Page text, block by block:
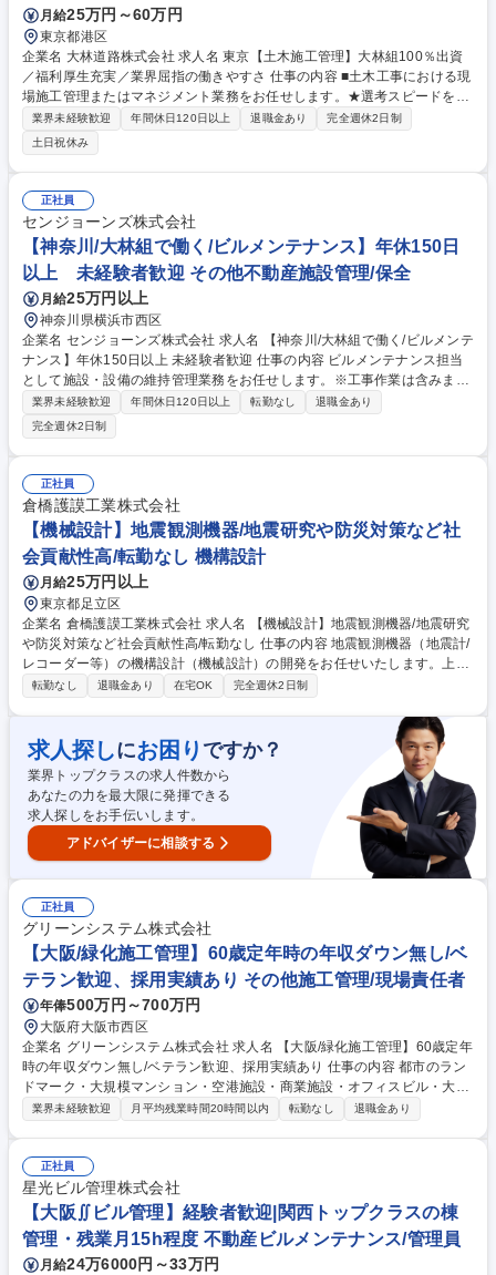
月給25万円～60万円
東京都港区
企業名 大林道路株式会社 求人名 東京【土木施工管理】大林組100％出資
／福利厚生充実／業界屈指の働きやすさ 仕事の内容 ■土木工事における現
場施工管理またはマネジメント業務をお任せします。★選考スピードを早
めています。勤務地の相談などにものりますのでまずはご応募ください。
一般道路や高速道路、空港滑走路などの舗装工事に加えて、土地造成など
の一般土木工事、上下水道工事、外構工事など、幅広いプロジェクトに携
わります。 変更の範囲：会社の定める業務 募集職種 東京【土木施工管
理】大林組100％出資／福利厚生充実／業界屈指の働きやすさ
業界未経験歓迎 年間休日120日以上 退職金あり
完全週休2日制
土日祝休み
正社員
センジョーンズ株式会社
【神奈川/大林組で働く/ビルメンテナンス】年休150日
以上 未経験者歓迎 その他不動産施設管理/保全
月給25万円以上
神奈川県横浜市西区
企業名 センジョーンズ株式会社 求人名 【神奈川/大林組で働く/ビルメンテ
ナンス】年休150日以上 未経験者歓迎 仕事の内容 ビルメンテナンス担当
として施設・設備の維持管理業務をお任せします。※工事作業は含みませ
ん 【具体業務】 ■電気設備、空調設備、給排水設備、消防設備などの定期
点検と保守 ■建物内の清掃・環境整備 ■安全衛生・セキュリティ管理 ■見
積書作成などの事務作業 ■現場立ち合い 募集職種 【神奈川/大林組で働く/
ビルメンテナンス】年休150日以上 未経験者歓迎
業界未経験歓迎 年間休日120日以上 転勤なし
退職金あり
完全週休2日制
正社員
倉橋護謨工業株式会社
【機械設計】地震観測機器/地震研究や防災対策など社
会貢献性高/転勤なし 機構設計
月給25万円以上
東京都足立区
企業名 倉橋護謨工業株式会社 求人名 【機械設計】地震観測機器/地震研究
や防災対策など社会貢献性高/転勤なし 仕事の内容 地震観測機器（地震計/
レコーダー等）の機構設計（機械設計）の開発をお任せいたします。上流
工程（施策/設計）から後工程（検証/評価）までを一貫して担当します。
から全体のサイズや形状、使用する部品難度を製品のコンセプトをきめま
す。 ■基本設計：より具体的な設計内容をCADなどを使用して図面を作成
します。 ■詳細設計：基本設計した図面を、より精緻化して、実際に製造
できる状態にします。詳細な図面や仕様書を作成します [業務内容の変更
の範囲:当社業務全般] 募集職種 【機械設計】地震観測機器/地震研究や防災
対策など社会貢献性高/転勤なし
転勤なし 退職金あり 在宅OK 完全週休2日制
求人探しにお困り ですか？
業界トップクラスの求人件数から
あなたの力を最大限に発揮できる
求人探しをお手伝いします。
アドバイザーに相談する
正社員
グリーンシステム株式会社
【大阪/緑化施工管理】60歳定年時の年収ダウン無し/ベ
テラン歓迎、採用実績あり その他施工管理/現場責任者
年俸500万円～700万円
大阪府大阪市西区
企業名 グリーンシステム株式会社 求人名 【大阪/緑化施工管理】60歳定年
時の年収ダウン無し/ベテラン歓迎、採用実績あり 仕事の内容 都市のラン
ドマーク・大規模マンション・空港施設・商業施設・オフィスビル・大規
模緑地等の植栽・緑地・屋上/壁面/屋内緑化などの都市緑化の施工管理業
作成・検査対応等■公共・民間造園工事案件の施工監督者としての業務。
※経験に応じて育成業務もお任せします。 【入社後の担当案件】関西圏の
大規模建築物の植栽(4,000～8,000万円規模) ★公共の大規模案件に携われ
るチャンスもあります！ 【担当エリア】大阪本社では関西以西(主に近
畿、九州の工事を担当) 募集職種 【大阪/緑化施工管理】60歳定年時の年収
ダウン無し/ベテラン歓迎、採用実績あり
業界未経験歓迎 月平均残業時間20時間以内 転勤なし 退職金あり
正社員
星光ビル管理株式会社
【大阪∬ビル管理】経験者歓迎|関西トップクラスの棟
管理・残業月15h程度 不動産ビルメンテナンス/管理員
月給24万6000円～33万円